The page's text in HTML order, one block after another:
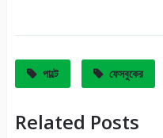
পাল্টে ফেসবুকের
Related Posts